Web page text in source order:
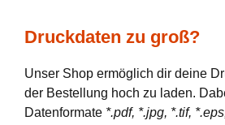
Druckdaten zu groß?
Unser Shop ermöglich dir deine
der Bestellung hoch zu laden.
Datenformate *.pdf, *.jpg, *.tif,